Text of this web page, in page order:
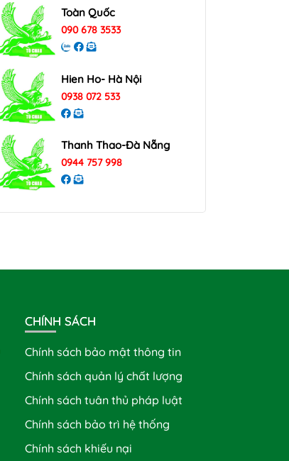
Toàn Quốc
090 678 3533
Hien Ho- Hà Nội
0938 072 533
Thanh Thao-Đà Nẵng
0944 757 998
CHÍNH SÁCH
Chính sách bảo mật thông tin
Chính sách quản lý chất lượng
Chính sách tuân thủ pháp luật
Chính sách bảo trì hệ thống
Chính sách khiếu nại